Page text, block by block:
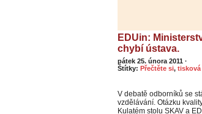
EDUin:
chybí ústava.
pátek 25. února 2011 ·
Štítky: Přečtěte si, tisková
V debatě odborníků se
vzdělávání. Otázku
Kulatém stolu SKAV a